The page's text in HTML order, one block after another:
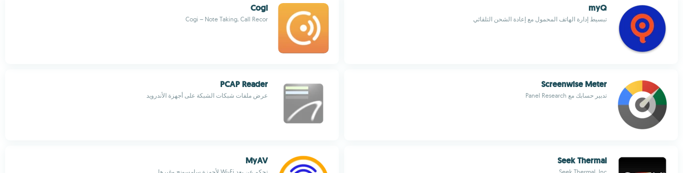
myQ
تبسيط إدارة الهاتف المحمول مع إعادة الشحن التلقائي
Cogi
Cogi – Note Taking, Call Recor
Screenwise Meter
تدبير حسابك مع Panel Research
PCAP Reader
عرض ملفات شبكات الشبكة على أجهزة الأندرويد
Seek Thermal
MyAV